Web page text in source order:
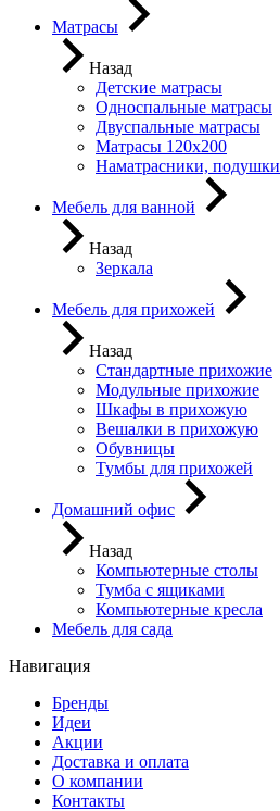
Матрасы
Назад
Детские матрасы
Односпальные матрасы
Двуспальные матрасы
Матрасы 120х200
Наматрасники, подушки
Мебель для ванной
Назад
Зеркала
Мебель для прихожей
Назад
Стандартные прихожие
Модульные прихожие
Шкафы в прихожую
Вешалки в прихожую
Обувницы
Тумбы для прихожей
Домашний офис
Назад
Компьютерные столы
Тумба с ящиками
Компьютерные кресла
Мебель для сада
Навигация
Бренды
Идеи
Акции
Доставка и оплата
О компании
Контакты